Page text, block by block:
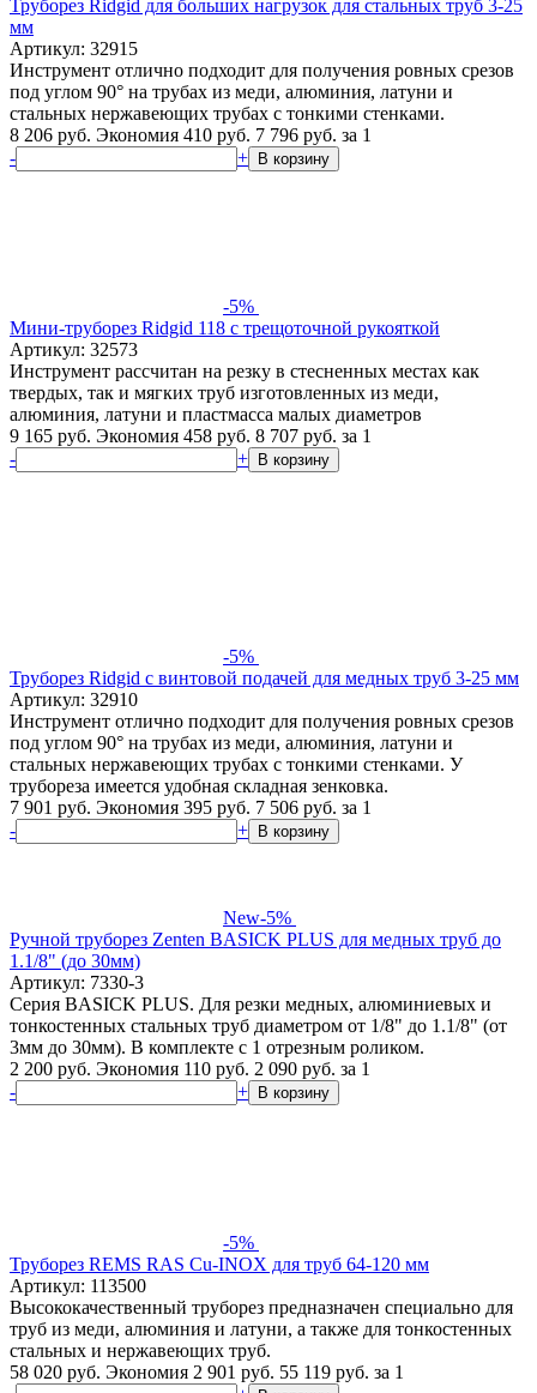
Труборез Ridgid для больших нагрузок для стальных труб 3-25
мм
Артикул: 32915
Инструмент отлично подходит для получения ровных срезов
под углом 90° на трубах из меди, алюминия, латуни и
стальных нержавеющих трубах с тонкими стенками.
8 206 руб. Экономия 410 руб. 7 796 руб. за 1
-
+ В корзину
-5%
Мини-труборез Ridgid 118 c трещоточной рукояткой
Артикул: 32573
Инструмент рассчитан на резку в стесненных местах как
твердых, так и мягких труб изготовленных из меди,
алюминия, латуни и пластмасса малых диаметров
9 165 руб. Экономия 458 руб. 8 707 руб. за 1
-
+ В корзину
-5%
Труборез Ridgid с винтовой подачей для медных труб 3-25 мм
Артикул: 32910
Инструмент отлично подходит для получения ровных срезов
под углом 90° на трубах из меди, алюминия, латуни и
стальных нержавеющих трубах с тонкими стенками. У
трубореза имеется удобная складная зенковка.
7 901 руб. Экономия 395 руб. 7 506 руб. за 1
-
+ В корзину
New-5%
Ручной труборез Zenten BASICK PLUS для медных труб до
1.1/8" (до 30мм)
Артикул: 7330-3
Серия BASICK PLUS. Для резки медных, алюминиевых и
тонкостенных стальных труб диаметром от 1/8" до 1.1/8" (от
3мм до 30мм). В комплекте с 1 отрезным роликом.
2 200 руб. Экономия 110 руб. 2 090 руб. за 1
-
+ В корзину
-5%
Труборез REMS RAS Cu-INOХ для труб 64-120 мм
Артикул: 113500
Высококачественный труборез предназначен специально для
труб из меди, алюминия и латуни, а также для тонкостенных
стальных и нержавеющих труб.
58 020 руб. Экономия 2 901 руб. 55 119 руб. за 1